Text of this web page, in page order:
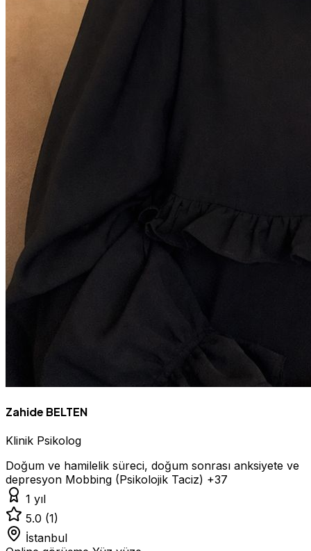
Zahide BELTEN
Klinik Psikolog
Doğum ve hamilelik süreci, doğum sonrası anksiyete ve
depresyon Mobbing (Psikolojik Taciz) +37
1 yıl
5.0 (1)
İstanbul